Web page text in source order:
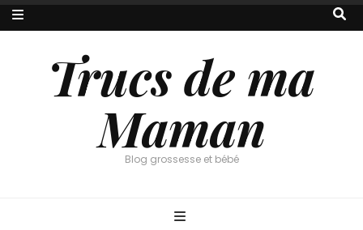
Trucs de ma
Maman
Blog grossesse et bébé